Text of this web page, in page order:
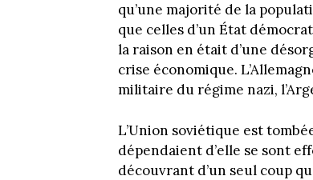
qu’une majorité de la
que celles d’un État
la raison en était d’une
crise économique.
militaire du régime nazi,
L’Union soviétique est
dépendaient d’elle se sont
découvrant d’un seul coup